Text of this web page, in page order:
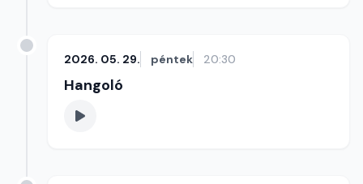
2026. 05. 29. péntek 20:30
Hangoló